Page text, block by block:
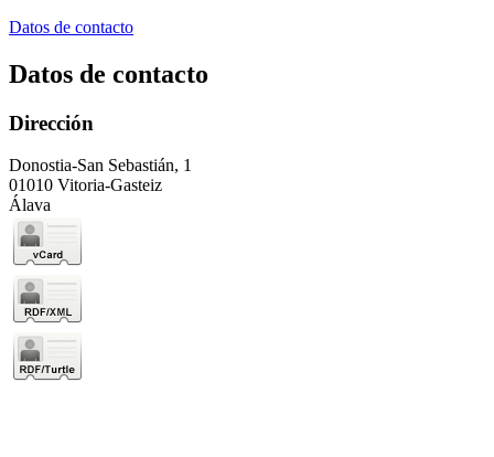
Datos de contacto
Datos de contacto
Dirección
Donostia-San Sebastián, 1
01010 Vitoria-Gasteiz
Álava